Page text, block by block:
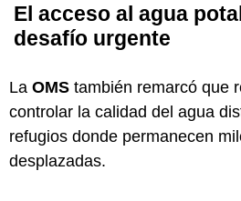
El acceso al agua
desafío urgente
La OMS también remarcó que
controlar la calidad del agua
refugios donde permanecen
desplazadas.